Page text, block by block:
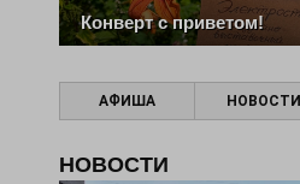
Конверт с приветом!
АФИША НОВОСТИ
НОВОСТИ